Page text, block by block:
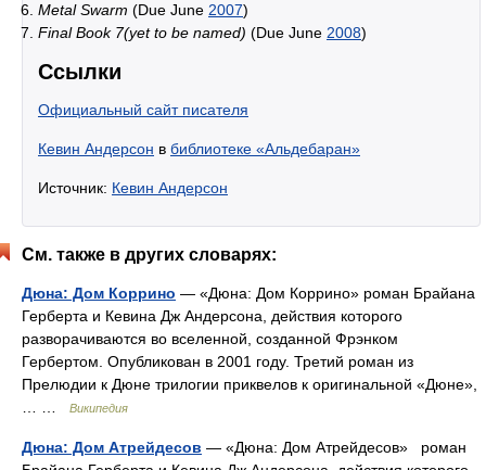
Metal Swarm (Due June 2007)
Final Book 7(yet to be named) (Due June 2008)
Ссылки
Официальный сайт писателя
Кевин Андерсон в библиотеке «Альдебаран»
Источник: Кевин Андерсон
См. также в других словарях:
Дюна: Дом Коррино — «Дюна: Дом Коррино» роман Брайана
Герберта и Кевина Дж Андерсона, действия которого
разворачиваются во вселенной, созданной Фрэнком
Гербертом. Опубликован в 2001 году. Третий роман из
Прелюдии к Дюне трилогии приквелов к оригинальной «Дюне»,
Википедия
Дюна: Дом Атрейдесов — «Дюна: Дом Атрейдесов» роман